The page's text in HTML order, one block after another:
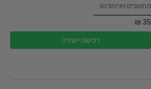
מחשבים ואינטרנט
35 ₪
רכישה ישירה